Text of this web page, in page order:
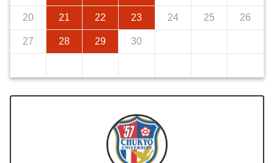
20 21 22 23 24 25 26
27 28 29 30